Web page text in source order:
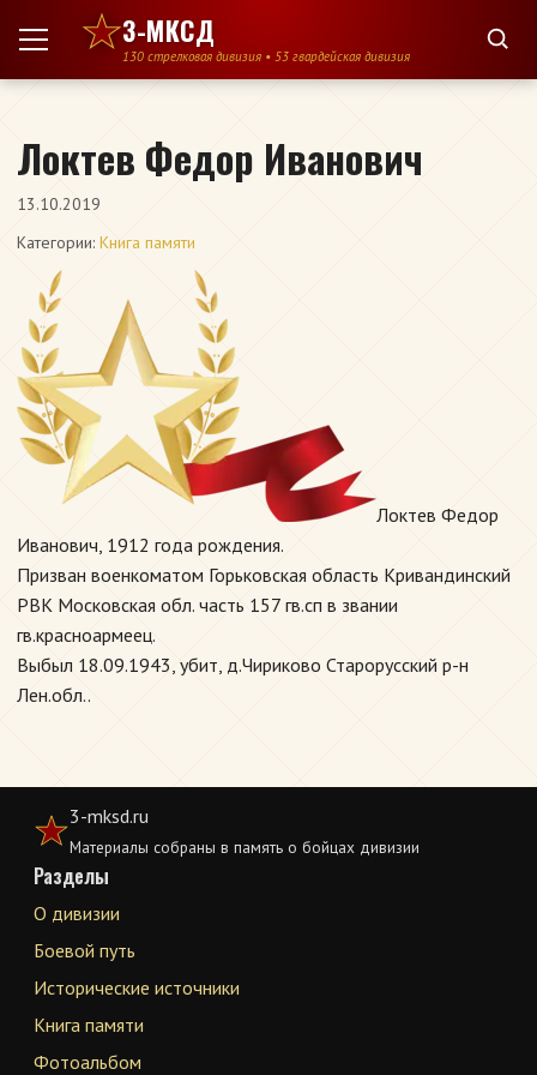
Перейти к содержимому
3-МКСД
130 стрелковая дивизия • 53 гвардейская дивизия
Локтев Федор Иванович
13.10.2019
Категории: Книга памяти
Локтев Федор
Иванович, 1912 года рождения.
Призван военкоматом Горьковская область Кривандинский
РВК Московская обл. часть 157 гв.сп в звании
гв.красноармеец.
Выбыл 18.09.1943, убит, д.Чириково Старорусский р-н
Лен.обл..
3-mksd.ru
Материалы собраны в память о бойцах дивизии
Разделы
О дивизии
Боевой путь
Исторические источники
Книга памяти
Фотоальбом